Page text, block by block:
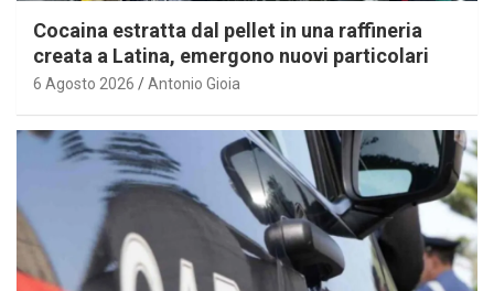
Cocaina estratta dal pellet in una raffineria
creata a Latina, emergono nuovi particolari
6 Agosto 2026 Antonio Gioia